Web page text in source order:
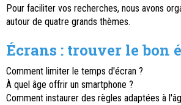
Pour faciliter vos recherches, nous avons
autour de quatre grands thèmes.
Écrans : trouver le bon
Comment limiter le temps d'écran ?
À quel âge offrir un smartphone ?
Comment instaurer des règles adaptées à